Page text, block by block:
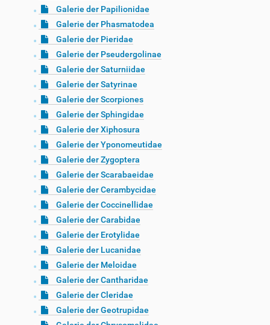
Galerie der Papilionidae
Galerie der Phasmatodea
Galerie der Pieridae
Galerie der Pseudergolinae
Galerie der Saturniidae
Galerie der Satyrinae
Galerie der Scorpiones
Galerie der Sphingidae
Galerie der Xiphosura
Galerie der Yponomeutidae
Galerie der Zygoptera
Galerie der Scarabaeidae
Galerie der Cerambycidae
Galerie der Coccinellidae
Galerie der Carabidae
Galerie der Erotylidae
Galerie der Lucanidae
Galerie der Meloidae
Galerie der Cantharidae
Galerie der Cleridae
Galerie der Geotrupidae